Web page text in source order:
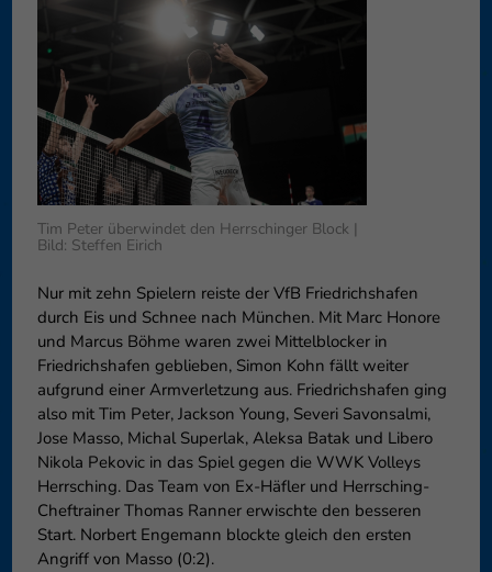
Tim Peter überwindet den Herrschinger Block |
Bild: Steffen Eirich
Nur mit zehn Spielern reiste der VfB Friedrichshafen
durch Eis und Schnee nach München. Mit Marc Honore
und Marcus Böhme waren zwei Mittelblocker in
Friedrichshafen geblieben, Simon Kohn fällt weiter
aufgrund einer Armverletzung aus. Friedrichshafen ging
also mit Tim Peter, Jackson Young, Severi Savonsalmi,
Jose Masso, Michal Superlak, Aleksa Batak und Libero
Nikola Pekovic in das Spiel gegen die WWK Volleys
Herrsching. Das Team von Ex-Häfler und Herrsching-
Cheftrainer Thomas Ranner erwischte den besseren
Start. Norbert Engemann blockte gleich den ersten
Angriff von Masso (0:2).
können Ihre Einwilligung zu ganzen Kategorien geben oder sich
weitere Informationen anzeigen lassen und so nur bestimmte
Speichern Nur essenzielle Cookies akzeptieren
Zurück
Datenschutzeinstellungen
Essenziell (1)
Essenzielle Cookies ermöglichen grundlegende Funktionen und sind für
die einwandfreie Funktion der Website erforderlich.
Cookie-Informationen anzeigen
Externe Medien (6)
Inhalte von Videoplattformen und Social-Media-Plattformen werden
standardmäßig blockiert. Wenn Cookies von externen Medien akzeptiert
werden, bedarf der Zugriff auf diese Inhalte keiner manuellen
Einwilligung mehr.
Cookie-Informationen anzeigen
Datenschutzerklärung Impressum